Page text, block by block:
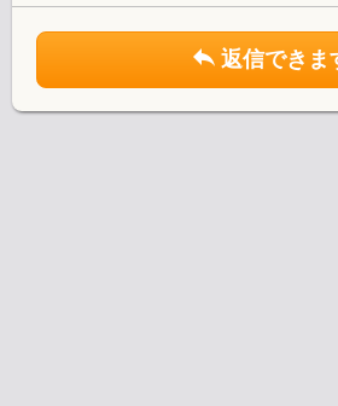
返信できま